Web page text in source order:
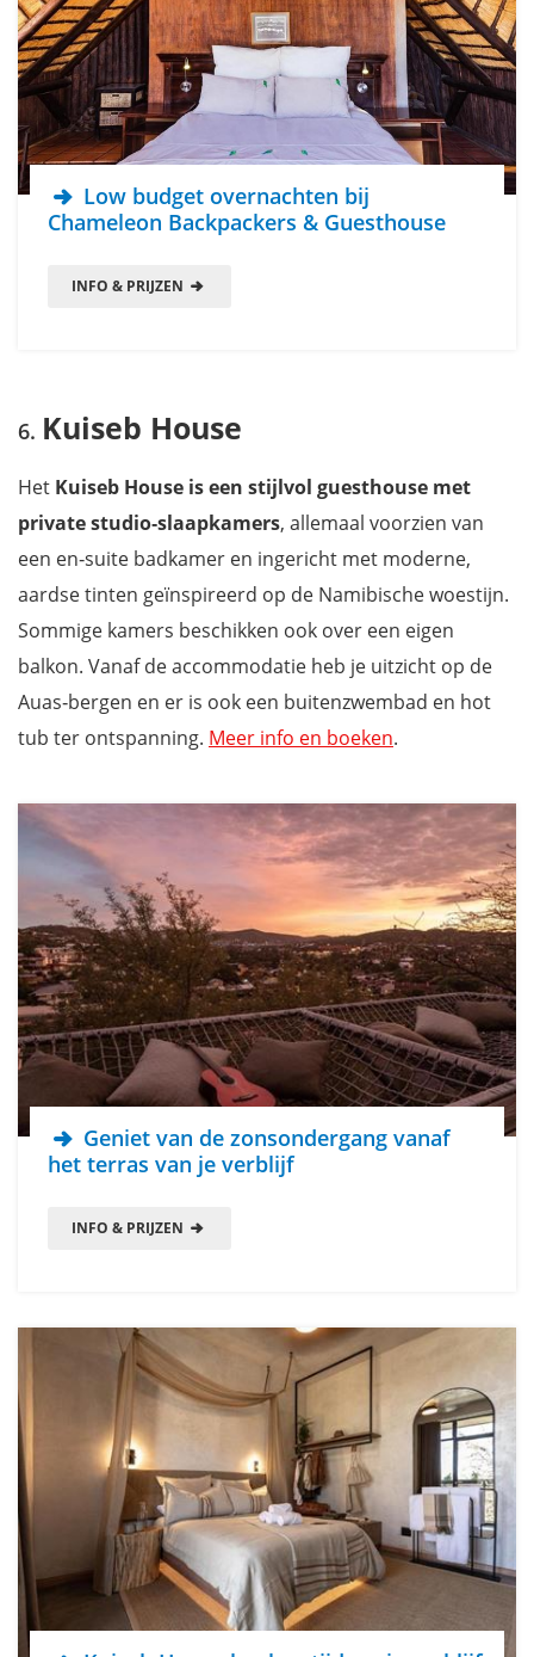
Low budget overnachten bij
Chameleon Backpackers & Guesthouse
INFO & PRIJZEN
Kuiseb House
Het Kuiseb House is een stijlvol guesthouse met
private studio‑slaapkamers, allemaal voorzien van
een en‑suite badkamer en ingericht met moderne,
aardse tinten geïnspireerd op de Namibische woestijn.
Sommige kamers beschikken ook over een eigen
balkon. Vanaf de accommodatie heb je uitzicht op de
Auas‑bergen en er is ook een buitenzwembad en hot
tub ter ontspanning. Meer info en boeken.
Geniet van de zonsondergang vanaf
het terras van je verblijf
INFO & PRIJZEN